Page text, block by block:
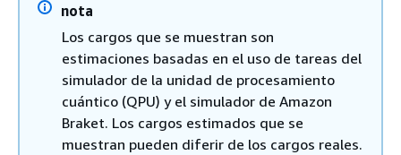
nota
Los cargos que se muestran son
estimaciones basadas en el uso de tareas del
simulador de la unidad de procesamiento
cuántico (QPU) y el simulador de Amazon
Braket. Los cargos estimados que se
muestran pueden diferir de los cargos reales.